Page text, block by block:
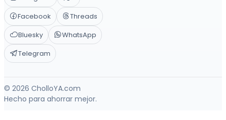
Facebook
Threads
Bluesky
WhatsApp
Telegram
© 2026 CholloYA.com
Hecho para ahorrar mejor.